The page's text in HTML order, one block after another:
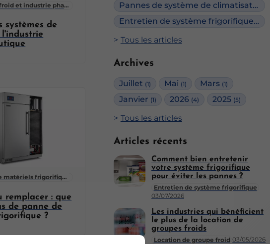
Pannes de système de climatisation
Entretien de système frigorifique
(1)
Tous les articles
Archives
Juillet (1) Mai (1) Mars (1)
Janvier (1) 2026 (4) 2025 (5)
Tous les articles
Articles récents
Entretien de système frigorifique
03/07/2026
Comment bien entretenir
votre système frigorifique
pour éviter les pannes ?
Location de groupe froid 03/05/2026
Les industries qui bénéficient
le plus de la location de
groupes froids
et industrie pharmaceutique
systèmes de
matériels frigorifiques
remplacer : que
de panne de
?